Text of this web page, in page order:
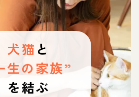
犬猫 と
生の家族”
を結ぶ